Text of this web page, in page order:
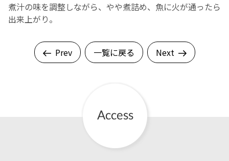
煮汁の味を調整しながら、やや煮詰め、魚に火が通ったら
出来上がり。
Prev 一覧に戻る Next